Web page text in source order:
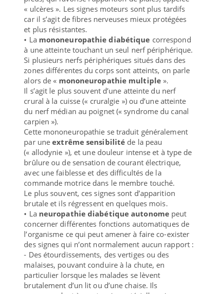
« ulcères ». Les signes moteurs sont plus tardifs
car il s’agit de fibres nerveuses mieux protégées
et plus résistantes.
• La mononeuropathie diabétique correspond
à une atteinte touchant un seul nerf périphérique.
Si plusieurs nerfs périphériques situés dans des
zones différentes du corps sont atteints, on parle
alors de « mononeuropathie multiple».
Il s’agit le plus souvent d’une atteinte du nerf
crural à la cuisse (« cruralgie ») ou d’une atteinte
du nerf médian au poignet (« syndrome du canal
carpien »).
Cette mononeuropathie se traduit généralement
par uneextrême sensibilité de la peau
(« allodynie »), et une douleur intense et à type de
brûlure ou de sensation de courant électrique,
avec une faiblesse et des difficultés de la
commande motrice dans le membre touché.
Le plus souvent, ces signes sont d’apparition
brutale et ils régressent en quelques mois.
• La neuropathie diabétique autonome peut
concerner différentes fonctions automatiques de
l’organisme ce qui peut amener à faire co-exister
des signes qui n’ont normalement aucun rapport :
- Des étourdissements, des vertiges ou des
malaises, pouvant conduire à la chute, en
particulier lorsque les malades se lèvent
brutalement d’un lit ou d’une chaise. Ils